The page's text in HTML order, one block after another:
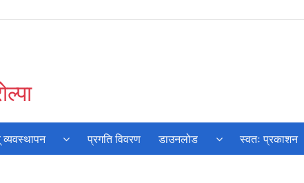
व्यवस्थापन प्रगति विवरण डाउनलोड स्वतः प्रकाशन